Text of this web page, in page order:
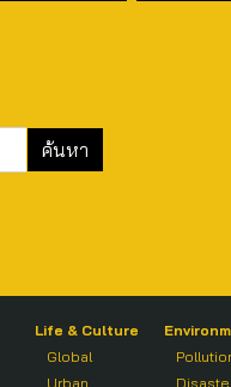
Life & Culture
Global
Urban